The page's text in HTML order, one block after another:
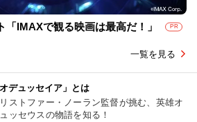
「IMAXで観る映画は最高だ！」 PR
一覧を見る
オデュッセイア」とは
ストファー・ノーラン監督が挑む、英雄オ
ッセウスの物語を知る！